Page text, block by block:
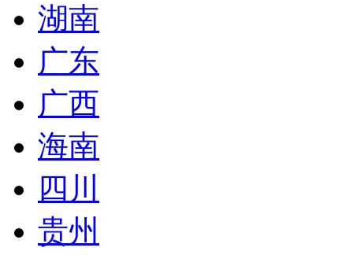
湖南
广东
广西
海南
四川
贵州